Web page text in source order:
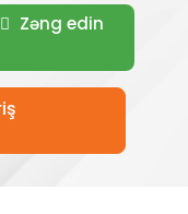
Zəng edin